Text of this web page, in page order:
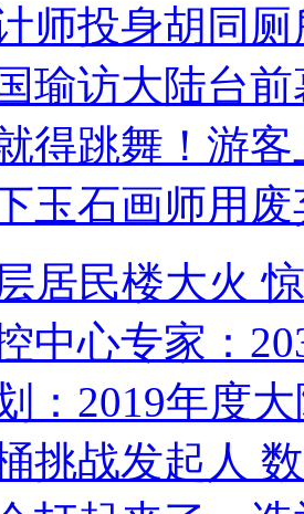
师投身胡同
瑜访大陆台
得跳舞！游客
玉石画师用
居民楼大火
中心专家：
：2019年度
挑战发起人